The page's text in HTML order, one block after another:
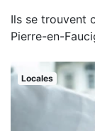
Ils se trouvent
Pierre-en-
Locales